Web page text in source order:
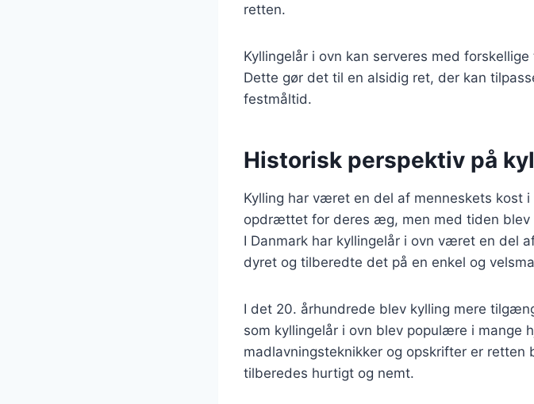
retten.
Kyllingelår i ovn kan serveres med
Dette gør det til en alsidig ret, der kan
festmåltid.
Historisk perspektiv på
Kylling har været en del af menneskets kost
opdrættet for deres æg, men med tiden blev
I Danmark har kyllingelår i ovn været en del
dyret og tilberedte det på en enkel og
I det 20. århundrede blev kylling mere
som kyllingelår i ovn blev populære i mange
madlavningsteknikker og opskrifter er
tilberedes hurtigt og nemt.